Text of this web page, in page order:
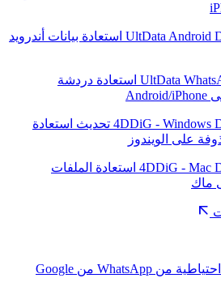
UltData Android استعادة بيانات أندرويد
UltData استعادة دردشة
4DDiG - Windows تحديث استعادة
على الويندوز
4DDiG - Mac استعادة الملفات
ماك
تنزيل نسخة احتياطية من WhatsApp من Google